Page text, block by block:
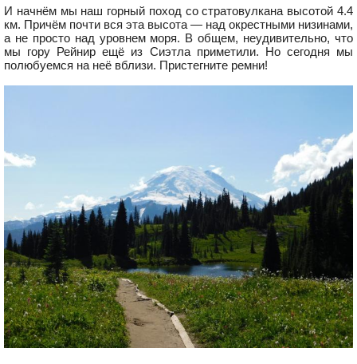
И начнём мы наш горный поход со стратовулкана высотой 4.4
км. Причём почти вся эта высота — над окрестными низинами,
а не просто над уровнем моря. В общем, неудивительно, что
мы гору Рейнир ещё из Сиэтла приметили. Но сегодня мы
полюбуемся на неё вблизи. Пристегните ремни!